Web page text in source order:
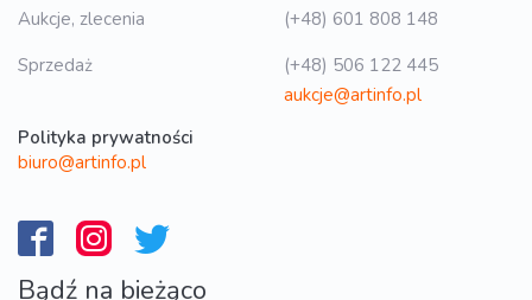
Aukcje, zlecenia
(+48) 601 808 148
Sprzedaż
(+48) 506 122 445
aukcje@artinfo.pl
Polityka prywatności
biuro@artinfo.pl
Bądź na bieżąco